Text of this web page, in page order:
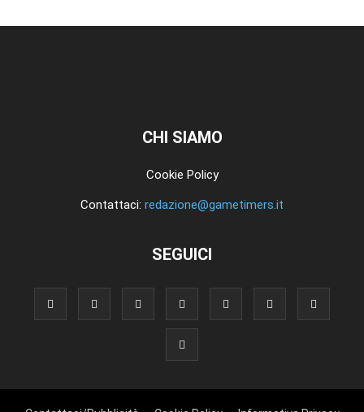
CHI SIAMO
Cookie Policy
Contattaci: redazione@gametimers.it
SEGUICI